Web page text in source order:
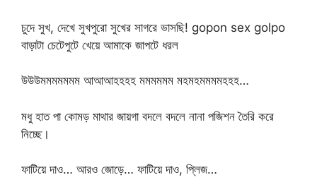
চুদে সুখ, দেখে সুখপুরো সুখের সাগরে ভাসছি! gopon sex golpo
বাড়াটা চেটেপুটে খেয়ে আমাকে জাপটে ধরল
উউউমমমমমমম আআআহহহহ মমমমমম মহমহমমমমহহহ…
মধু হাত পা কোমড় মাথার জায়গা বদলে বদলে নানা পজিশন তৈরি করে
নিচ্ছে।
ফাটিয়ে দাও… আরও জোড়ে… ফাটিয়ে দাও, প্লিজ…